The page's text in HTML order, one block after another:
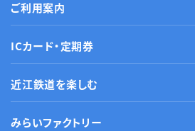
ご利用案内
ICカード・定期券
近江鉄道を楽しむ
みらいファクトリー